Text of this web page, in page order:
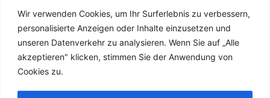
Wir verwenden Cookies, um Ihr Surferlebnis zu verbessern,
personalisierte Anzeigen oder Inhalte einzusetzen und
unseren Datenverkehr zu analysieren. Wenn Sie auf „Alle
akzeptieren" klicken, stimmen Sie der Anwendung von
Cookies zu.
g
r
a
m
o
o
k
-
r
e
s
t